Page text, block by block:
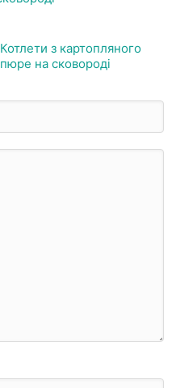
Котлети з картопляного
пюре на сковороді